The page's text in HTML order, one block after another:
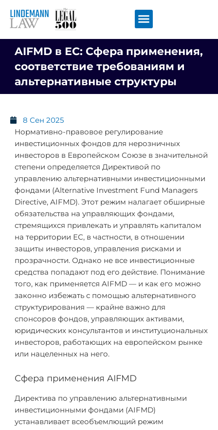
содержимому
AIFMD в ЕС: Сфера применения,
соответствие требованиям и
альтернативные структуры
8 Сен 2025
Нормативно-правовое регулирование
инвестиционных фондов для нерозничных
инвесторов в Европейском Союзе в значительной
степени определяется Директивой по
управлению альтернативными инвестиционными
фондами (Alternative Investment Fund Managers
Directive, AIFMD). Этот режим налагает обширные
обязательства на управляющих фондами,
стремящихся привлекать и управлять капиталом
на территории ЕС, в частности, в отношении
защиты инвесторов, управления рисками и
прозрачности. Однако не все инвестиционные
средства попадают под его действие. Понимание
того, как применяется AIFMD — и как его можно
законно избежать с помощью альтернативного
структурирования — крайне важно для
спонсоров фондов, управляющих активами,
юридических консультантов и институциональных
инвесторов, работающих на европейском рынке
или нацеленных на него.
Сфера применения AIFMD
Директива по управлению альтернативными
инвестиционными фондами (AIFMD)
устанавливает всеобъемлющий режим